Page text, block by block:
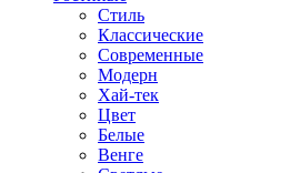
Стиль
Классические
Современные
Модерн
Хай-тек
Цвет
Белые
Венге